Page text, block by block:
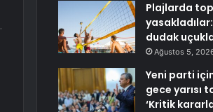
Plajlarda
yasakladılar:
dudak
Ağustos 5,
Yeni parti
gece yarısı
‘Kritik